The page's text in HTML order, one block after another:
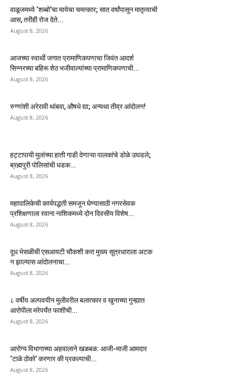
वाळूजमध्ये ‘शब्बो’चा मायेचा चमत्कार; सात वर्षांपासून मातृत्वाची
आस, तरीही रोज देते...
August 8, 2026
आजच्या स्वार्थी जगात प्रामाणिकपणाचा जिवंत आदर्श
सिन्नरच्या बहिरू शेठ भजीवाल्यांच्या प्रामाणिकपणाची...
August 8, 2026
रुग्णांशी अरेरावी थांबवा, औषधे द्या; अन्यथा तीव्र आंदोलन!
August 8, 2026
हट्टापायी मुलांच्या हाती गाडी देणाऱ्या पालकांचे डोळे उघडले;
ब्रह्मपुरी पोलिसांची धडक...
August 8, 2026
महापालिकेची कार्यपद्धती समजून घेण्यासाठी नगरसेवक
प्रशिक्षणाला रवाना नाशिकमध्ये दोन दिवसीय विशेष...
August 8, 2026
दूध भेसळीची एसआयटी चौकशी करा मुख्य सूत्रधाराला अटक
न झाल्यास आंदोलनाचा...
August 8, 2026
८ वर्षीय अल्पवयीन मुलीवरील बलात्कार व खुनाच्या गुन्ह्यात
आरोपीला मरेपर्यंत फाशीची...
August 8, 2026
आरोग्य विभागाच्या अहवालाने खळबळ: आजी-माजी आमदार
‘टाळे ठोको’ करणार की प्रकल्पाची...
August 8, 2026